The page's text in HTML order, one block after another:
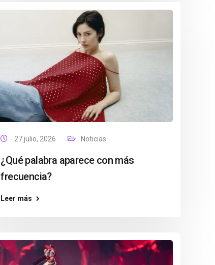
27 julio, 2026 Noticias
¿Qué palabra aparece con más
frecuencia?
Leer más